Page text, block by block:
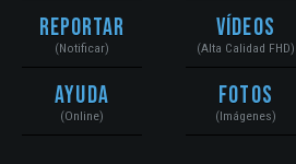
Reportar
(Notificar)
Ayuda
(Online)
Vídeos
(Alta Calidad FHD)
Fotos
(Imágenes)